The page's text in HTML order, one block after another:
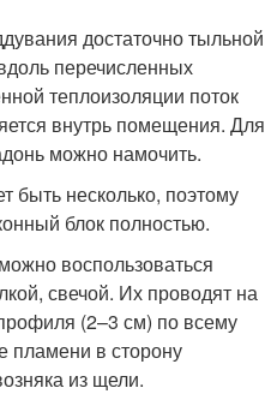
достаточно тыльной
перечисленных
теплоизоляции поток
внутрь помещения. Для
можно намочить.
быть несколько, поэтому
блок полностью.
воспользоваться
свечой. Их проводят на
(2–3 см) по всему
пламени в сторону
из щели.